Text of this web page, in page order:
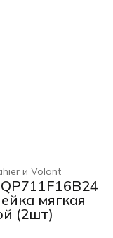
и Volant
мягкая
(2шт)